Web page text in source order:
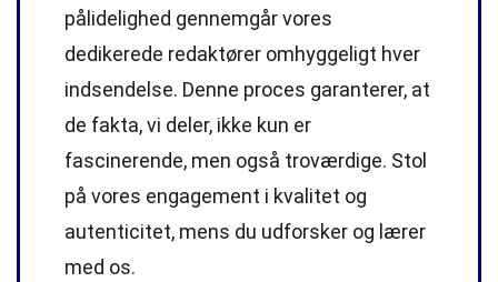
pålidelighed gennemgår vores
dedikerede redaktører omhyggeligt hver
indsendelse. Denne proces garanterer, at
de fakta, vi deler, ikke kun er
fascinerende, men også troværdige. Stol
på vores engagement i kvalitet og
autenticitet, mens du udforsker og lærer
med os.